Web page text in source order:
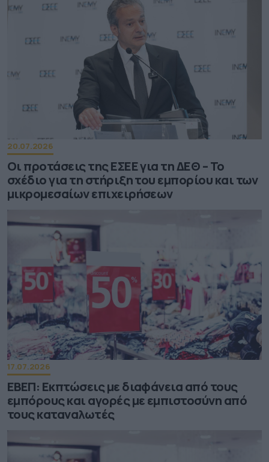
20.07.2026
Οι προτάσεις της ΕΣΕΕ για τη ΔΕΘ – Το
σχέδιο για τη στήριξη του εμπορίου και των
μικρομεσαίων επιχειρήσεων
17.07.2026
ΕΒΕΠ: Εκπτώσεις με διαφάνεια από τους
εμπόρους και αγορές με εμπιστοσύνη από
τους καταναλωτές